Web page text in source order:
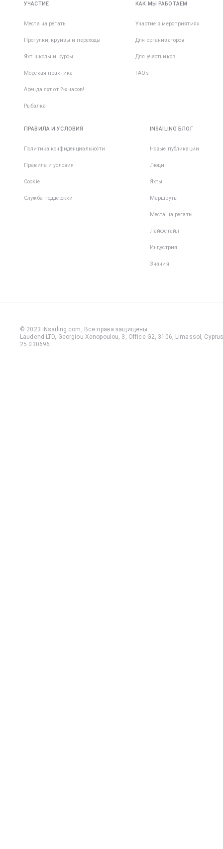
УЧАСТИЕ
Места на регаты
Прогулки, круизы и переходы
Яхт школы и курсы
Морская практика
Аренда яхт от 2-х часов!
Рыбалка
КАК МЫ РАБОТАЕМ
Участие в мероприятиях
Для организаторов
Для участников
FAQs
ПРАВИЛА И УСЛОВИЯ
Политика конфиденциальности
Правила и условия
Cookie
Служба поддержки
INSAILING БЛОГ
Новые публикации
Люди
Яхты
Маршруты
Места на регаты
Лайфстайл
Индустрия
Знания
© 2023 iNsailing.com, Все права защищены.
Laudend LTD, Georgiou Xenopoulou, 3, Office G2, 3106, Limassol,
25 030696